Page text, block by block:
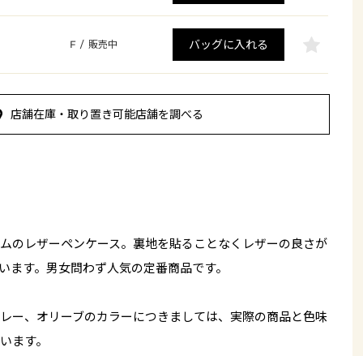
F / 販売中 バッグに入れる
店舗在庫・取り置き可能店舗を調べる
のレザーペンケース。裏地を貼ることなくレザーの良さが
ます。男女問わず人気の定番商品です。
ー、オリーブのカラーにつきましては、実際の商品と色味
ます。